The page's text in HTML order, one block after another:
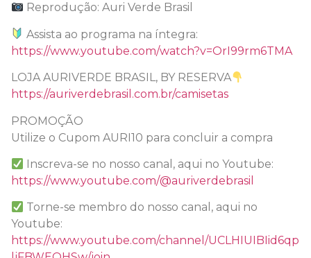
Reprodução: Auri Verde Brasil
Assista ao programa na íntegra:
https://www.youtube.com/watch?v=OrI99rm6TMA
LOJA AURIVERDE BRASIL, BY RESERVA
https://auriverdebrasil.com.br/camisetas
PROMOÇÃO
Utilize o Cupom AURI10 para concluir a compra
Inscreva-se no nosso canal, aqui no Youtube:
https://www.youtube.com/@auriverdebrasil
Torne-se membro do nosso canal, aqui no
Youtube:
https://www.youtube.com/channel/UCLHIUIBIid6qp